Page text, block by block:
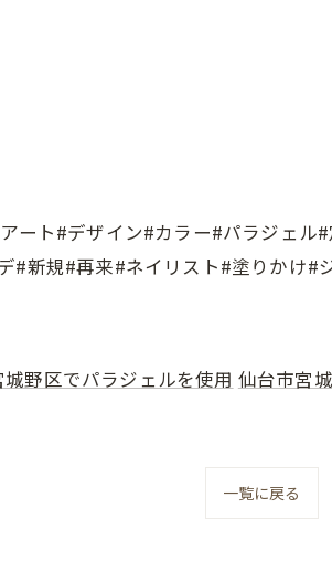
ート#デザイン#カラー#パラジェ
#新規#再来#ネイリスト#塗りかけ
野区でパラジェルを使用 仙台市宮
一覧に戻る